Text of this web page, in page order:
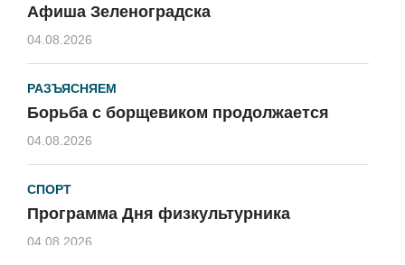
Афиша Зеленоградска
04.08.2026
РАЗЪЯСНЯЕМ
Борьба с борщевиком продолжается
04.08.2026
СПОРТ
Программа Дня физкультурника
04.08.2026